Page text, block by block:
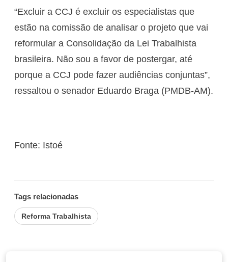
“Excluir a CCJ é excluir os especialistas que
estão na comissão de analisar o projeto que vai
reformular a Consolidação da Lei Trabalhista
brasileira. Não sou a favor de postergar, até
porque a CCJ pode fazer audiências conjuntas”,
ressaltou o senador Eduardo Braga (PMDB-AM).
Fonte: Istoé
Tags relacionadas
Reforma Trabalhista